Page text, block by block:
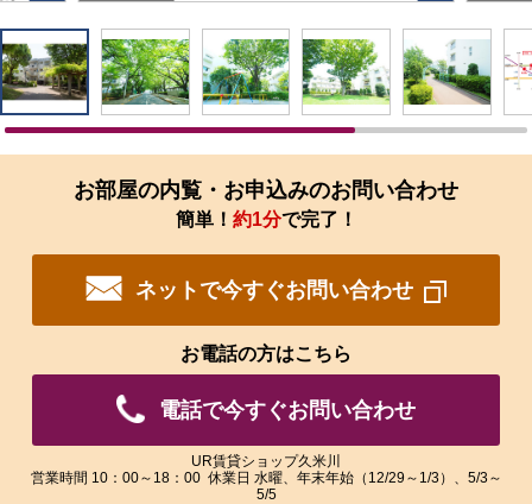
画
像
を
ク
リ
す
拡
大
さ
い
画
像
を
ク
リ
拡
い
お部屋の内覧・お申込みのお問い合わせ
簡単！ 約1分で完了！
ネットで今すぐお問い合わせ
お電話の方はこちら
電話で今すぐお問い合わせ
UR賃貸ショップ久米川
営業時間 10：00～18：00 休業日 水曜、年末年始（12/29～1/3）、5/3～
5/5